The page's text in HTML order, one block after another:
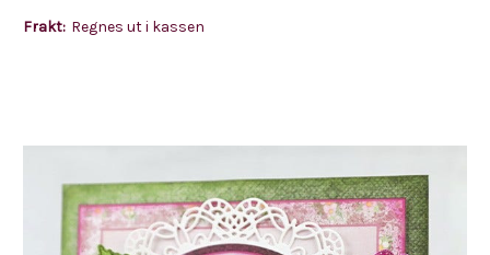
Frakt: Regnes ut i kassen